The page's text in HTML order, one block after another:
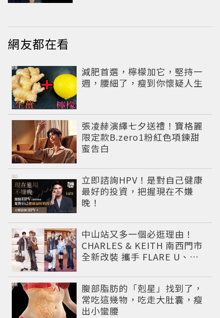
網友都在看
減肥首選，檸檬加它，堅持一
週，腰細了，瘦到你懷疑人生
PR
張凌赫演繹七夕送禮！寶格麗
限定款B.zero1粉紅色項鍊甜
蜜告白
立即諮詢HPV！是對自己健康
最好的投資，把握現在不嫌
晚！
PR
中山站又多一個必逛理由！
CHARLES & KEITH 南西門市
全新改裝 攜手 FLARE U、程
腹部脂肪的「剋星」找到了，
常吃這幾物，吃走大肚囊，瘦
出小蠻腰
PR